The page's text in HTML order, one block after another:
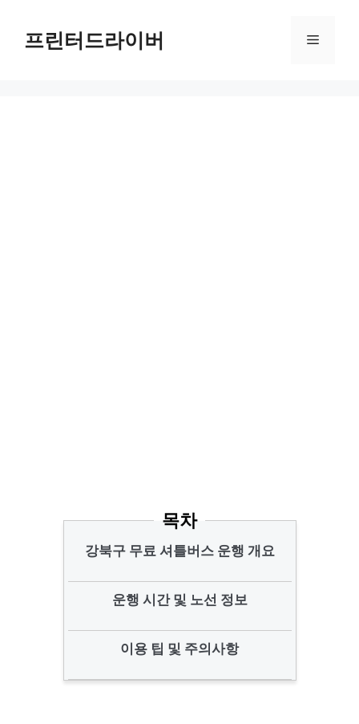
content프린터드라이버 Menu
목차
강북구 무료 셔틀버스 운행 개요
운행 시간 및 노선 정보
이용 팁 및 주의사항